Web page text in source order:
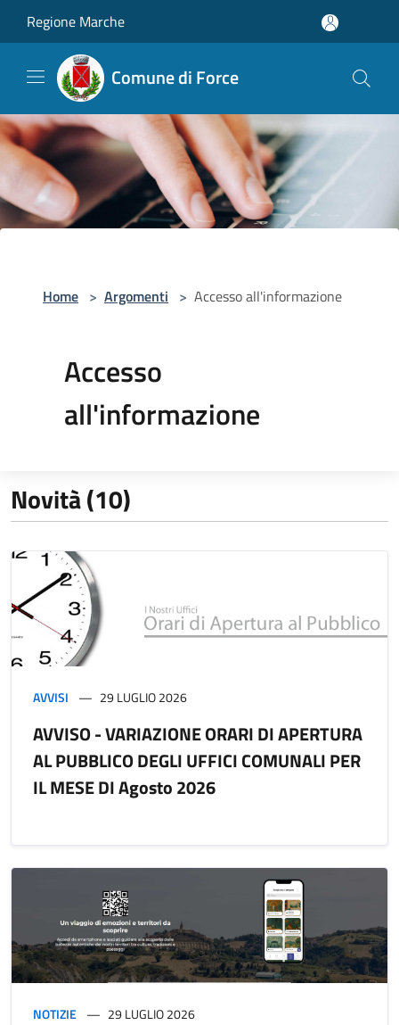
Regione Marche
Comune di Force
Home > Argomenti > Accesso all'informazione
Accesso
all'informazione
Novità (10)
AVVISI 29 LUGLIO 2026
AVVISO - VARIAZIONE ORARI DI APERTURA
AL PUBBLICO DEGLI UFFICI COMUNALI PER
IL MESE DI Agosto 2026
NOTIZIE 29 LUGLIO 2026